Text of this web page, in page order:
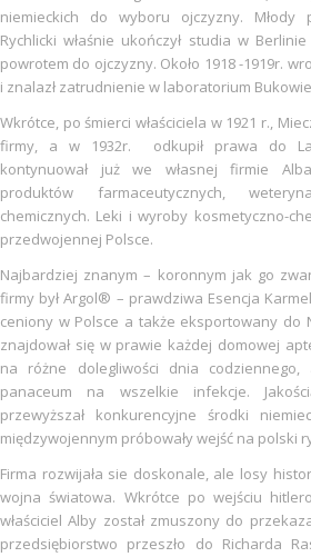
niemieckich do wyboru ojczyzny. Młody
Rychlicki właśnie ukończył studia w
powrotem do ojczyzny. Około 1918 -1919r.
i znalazł zatrudnienie w laboratorium
Wkrótce, po śmierci właściciela w 1921 r.,
firmy, a w 1932r. odkupił prawa do
kontynuował już we własnej firmie
produktów farmaceutycznych,
chemicznych. Leki i wyroby kosmetyczno-
przedwojennej Polsce.
Najbardziej znanym – koronnym jak go
firmy był Argol® – prawdziwa Esencja
ceniony w Polsce a także eksportowany do
znajdował się w prawie każdej domowej
na różne dolegliwości dnia
panaceum na wszelkie infekcje.
przewyższał konkurencyjne środki
międzywojennym próbowały wejść na polski
Firma rozwijała sie doskonale, ale losy
wojna światowa. Wkrótce po wejściu
właściciel Alby został zmuszony do
przedsiębiorstwo przeszło do Richarda